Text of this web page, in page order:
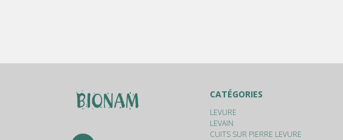
CATÉGORIES
LEVURE
LEVAIN
CUITS SUR PIERRE LEVURE